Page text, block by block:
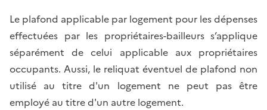
Le plafond applicable par logement pour les dépenses
effectuées par les propriétaires-bailleurs s’applique
séparément de celui applicable aux propriétaires
occupants. Aussi, le reliquat éventuel de plafond non
utilisé au titre d'un logement ne peut pas être
employé au titre d'un autre logement.